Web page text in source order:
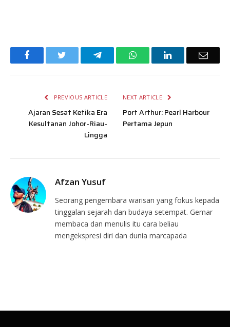
Facebook TelegramWhatsAppLinkedIn Email
PREVIOUS ARTICLE
Ajaran Sesat Ketika Era
Kesultanan Johor-Riau-
Lingga
NEXT ARTICLE
Port Arthur: Pearl Harbour
Pertama Jepun
Afzan Yusuf
Seorang pengembara warisan yang fokus kepada
tinggalan sejarah dan budaya setempat. Gemar
membaca dan menulis itu cara beliau
mengekspresi diri dan dunia marcapada